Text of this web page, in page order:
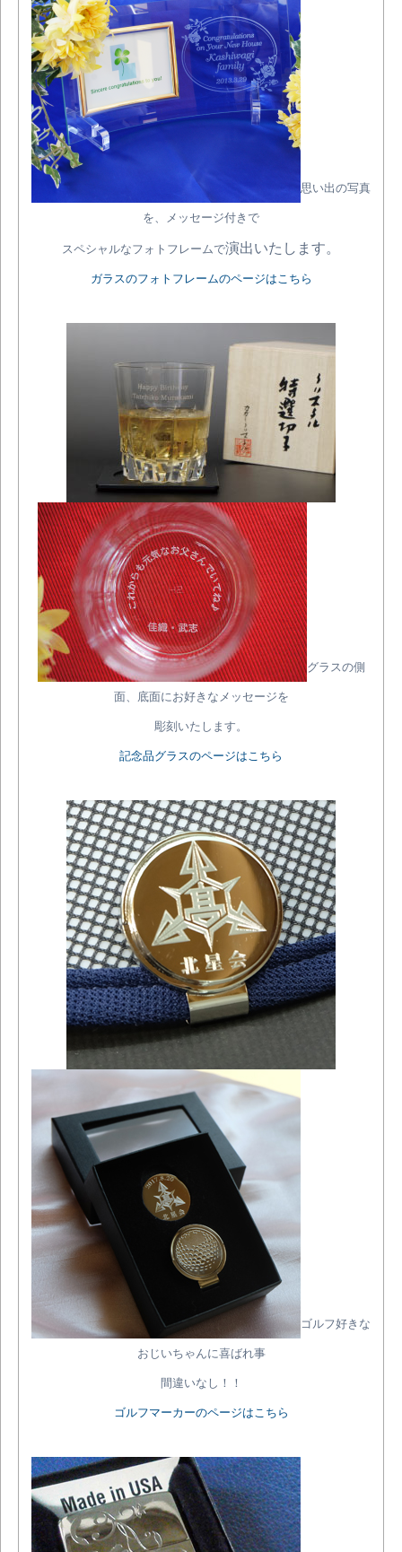
思い出の写真
を、メッセージ付きで
スペシャルなフォトフレームで演出いたします。
ガラスのフォトフレームのページはこちら
グラスの側
面、底面にお好きなメッセージを
彫刻いたします。
記念品グラスのページはこちら
ゴルフ好きな
おじいちゃんに喜ばれ事
間違いなし！！
ゴルフマーカーのページはこちら